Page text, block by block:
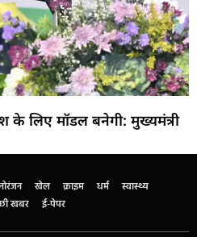
के लिए मॉडल बनेगी: मुख्यमंत्री
खेल क्राइम धर्म
स्वास्थ्य
खबर
ई-पेपर